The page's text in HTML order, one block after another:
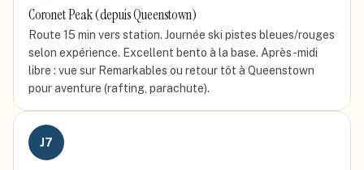
Coronet Peak (depuis Queenstown)
Route 15 min vers station. Journée ski pistes bleues/rouges
selon expérience. Excellent bento à la base. Après-midi
libre : vue sur Remarkables ou retour tôt à Queenstown
pour aventure (rafting, parachute).
J7